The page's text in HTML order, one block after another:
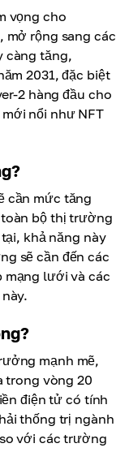
vọng cho
rộng sang các
càng tăng,
2031, đặc biệt
2 hàng đầu cho
nổi như NFT
cần mức tăng
bộ thị trường
khả năng này
sẽ cần đến các
mạng lưới và các
mạnh mẽ,
trong vòng 20
điện tử có tính
thống trị ngành
với các trường